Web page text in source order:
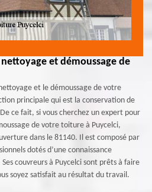
et démoussage de
et le démoussage de votre
principale qui est la conservation de
ce fait, si vous cherchez un expert pour
de votre toiture à Puycelci,
dans le 81140. Il est composé par
dotés d’une connaissance
couvreurs à Puycelci sont prêts à faire
soyez satisfait au résultat du travail.